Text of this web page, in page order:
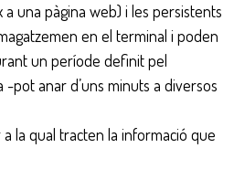
a una pàgina web) i les persistents
en el terminal i poden
un període definit pel
pot anar d’uns minuts a diversos
la qual tracten la informació que